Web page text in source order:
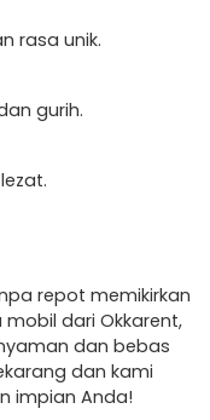
rasa unik.
gurih.
repot memikirkan
dari Okkarent,
dan bebas
dan kami
impian Anda!